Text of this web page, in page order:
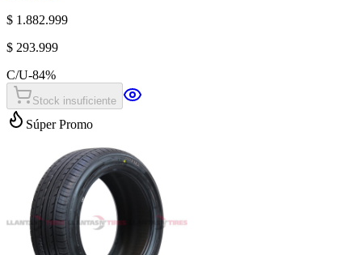
$ 1.882.999
$ 293.999
C/U-84%
Stock insuficiente
Súper Promo